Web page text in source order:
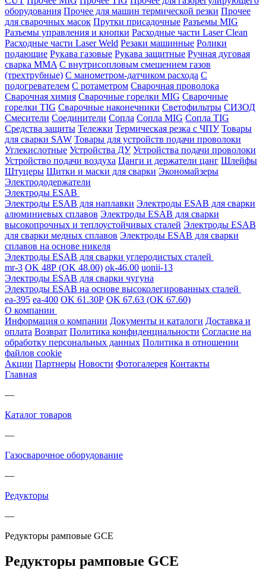
оборудования Прочее для машин термической резки Прочее
для сварочных масок Прутки присадочные Разъемы MIG
Разъемы управления и кнопки Расходные части Laser Clean
Расходные части Laser Weld Резаки машинные Ролики
подающие Рукава газовые Рукава защитные Ручная дуговая
сварка MMA С внутрисопловым смешением газов
(трехтрубные) С манометром-датчиком расхода С
подогревателем С ротаметром Сварочная проволока
Сварочная химия Сварочные горелки MIG Сварочные
горелки TIG Сварочные наконечники Светофильтры СИЗОД
Смесители Соединители Сопла Сопла MIG Сопла TIG
Средства защиты Тележки Термическая резка с ЧПУ Товары
для сварки SAW Товары для устройств подачи проволоки
Углекислотные Устройства ДУ Устройства подачи проволоки
Устройство подачи воздуха Цанги и держатели цанг Шлейфы
Штуцеры Щитки и маски для сварки Экономайзеры
Электрододержатели
Электроды ESAB
Электроды ESAB для наплавки Электроды ESAB для сварки
алюминиевых сплавов Электроды ESAB для сварки
высокопрочных и теплоустойчивых сталей Электроды ESAB
для сварки медных сплавов Электроды ESAB для сварки
сплавов на основе никеля
Электроды ESAB для сварки углеродистых сталей
mr-3 OK 48Р (OK 48.00) ok-46.00 uonii-13
Электроды ESAB для сварки чугуна
Электроды ESAB на основе высоколегированных сталей
ea-395 ea-400 OK 61.30Р OK 67.63 (OK 67.60)
О компании
Информация о компании Документы и каталоги Доставка и
оплата Возврат Политика конфиденциальности Согласие на
обработку персональных данных Политика в отношении
файлов cookie
Акции Партнеры Новости Фотогалерея Контакты
Главная
—
Каталог товаров
—
Газосварочное оборудование
—
Редукторы
—
Редукторы рамповые GCE
Редукторы рамповые GCE